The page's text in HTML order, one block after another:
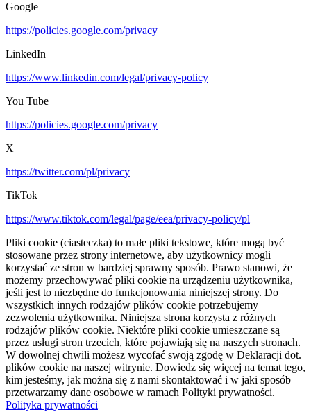
Google
https://policies.google.com/privacy
LinkedIn
https://www.linkedin.com/legal/privacy-policy
You Tube
https://policies.google.com/privacy
X
https://twitter.com/pl/privacy
TikTok
https://www.tiktok.com/legal/page/eea/privacy-policy/pl
Pliki cookie (ciasteczka) to małe pliki tekstowe, które mogą być
stosowane przez strony internetowe, aby użytkownicy mogli
korzystać ze stron w bardziej sprawny sposób. Prawo stanowi, że
możemy przechowywać pliki cookie na urządzeniu użytkownika,
jeśli jest to niezbędne do funkcjonowania niniejszej strony. Do
wszystkich innych rodzajów plików cookie potrzebujemy
zezwolenia użytkownika. Niniejsza strona korzysta z różnych
rodzajów plików cookie. Niektóre pliki cookie umieszczane są
przez usługi stron trzecich, które pojawiają się na naszych stronach.
W dowolnej chwili możesz wycofać swoją zgodę w Deklaracji dot.
plików cookie na naszej witrynie. Dowiedz się więcej na temat tego,
kim jesteśmy, jak można się z nami skontaktować i w jaki sposób
przetwarzamy dane osobowe w ramach Polityki prywatności.
Polityka prywatności